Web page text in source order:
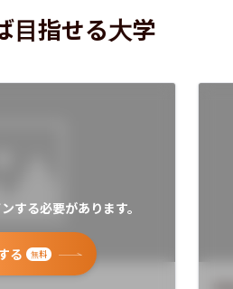
目指せる大学
する必要があります。
る 無料